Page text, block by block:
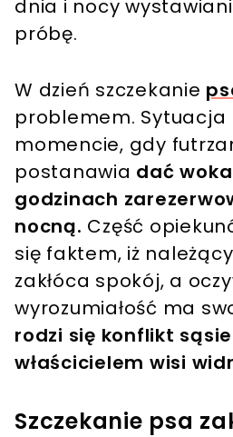
dnia i nocy
próbę.
W dzień szczekanie
problemem. Sytuacja
momencie, gdy
postanawia dać
godzinach
nocną. Część
się faktem, iż
zakłóca spokój, a
wyrozumiałość ma
rodzi się konflikt
właścicielem wisi
Szczekanie psa